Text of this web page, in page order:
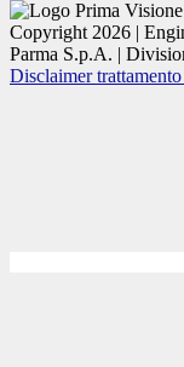
Copyright 2026 |
Parma S.p.A. |
Disclaimer